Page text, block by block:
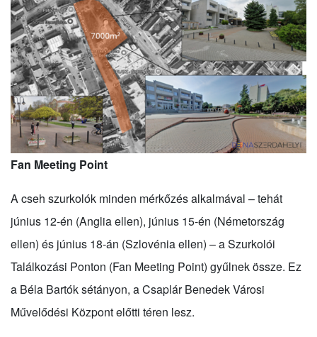
Fan Meeting Point
A cseh szurkolók minden mérkőzés alkalmával – tehát
június 12-én (Anglia ellen), június 15-én (Németország
ellen) és június 18-án (Szlovénia ellen) – a Szurkolói
Találkozási Ponton (Fan Meeting Point) gyűlnek össze. Ez
a Béla Bartók sétányon, a Csaplár Benedek Városi
Művelődési Központ előtti téren lesz.